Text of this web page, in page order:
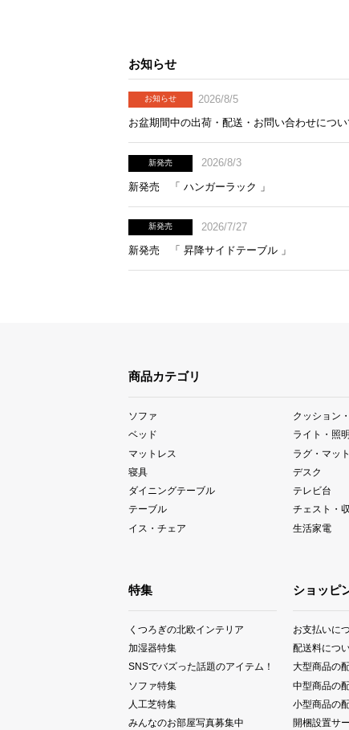
お知らせ
お知らせ
2026/8/5
お盆期間中の出荷・配送・お問い合わせについ
新発売
2026/8/3
新発売 「 ハンガーラック 」
新発売
2026/7/27
新発売 「 昇降サイドテーブル 」
商品カテゴリ
ソファ
ベッド
マットレス
寝具
ダイニングテーブル
テーブル
イス・チェア
クッション
ライト・照
ラグ・マット
デスク
テレビ台
チェスト・
生活家電
特集
くつろぎの北欧インテリア
加湿器特集
SNSでバズった話題のアイテム！
ソファ特集
人工芝特集
みんなのお部屋写真募集中
ショッピ
お支払いに
配送料につ
大型商品の
中型商品の
小型商品の
開梱設置サ